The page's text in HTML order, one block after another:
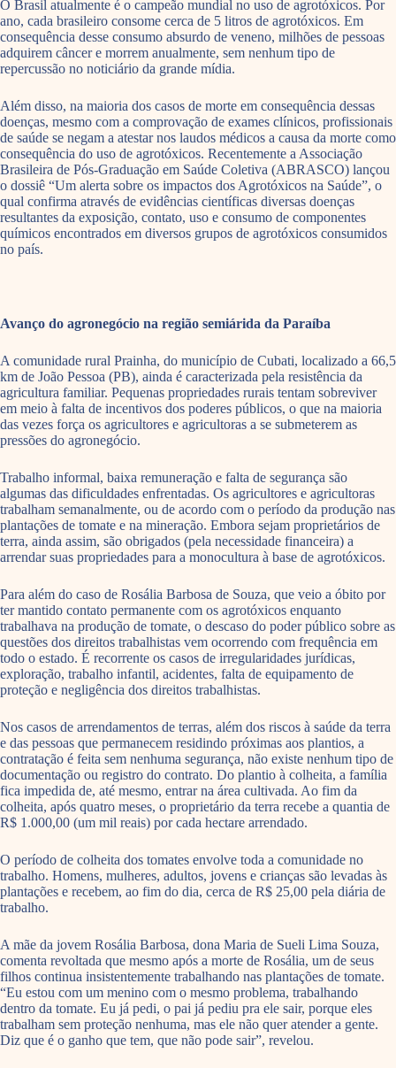
O Brasil atualmente é o campeão mundial no uso de agrotóxicos. Por
ano, cada brasileiro consome cerca de 5 litros de agrotóxicos. Em
consequência desse consumo absurdo de veneno, milhões de pessoas
adquirem câncer e morrem anualmente, sem nenhum tipo de
repercussão no noticiário da grande mídia.
Além disso, na maioria dos casos de morte em consequência dessas
doenças, mesmo com a comprovação de exames clínicos, profissionais
de saúde se negam a atestar nos laudos médicos a causa da morte como
consequência do uso de agrotóxicos. Recentemente a Associação
Brasileira de Pós-Graduação em Saúde Coletiva (ABRASCO) lançou
o dossiê “Um alerta sobre os impactos dos Agrotóxicos na Saúde”, o
qual confirma através de evidências científicas diversas doenças
resultantes da exposição, contato, uso e consumo de componentes
químicos encontrados em diversos grupos de agrotóxicos consumidos
no país.
Avanço do agronegócio na região semiárida da Paraíba
A comunidade rural Prainha, do município de Cubati, localizado a 66,5
km de João Pessoa (PB), ainda é caracterizada pela resistência da
agricultura familiar. Pequenas propriedades rurais tentam sobreviver
em meio à falta de incentivos dos poderes públicos, o que na maioria
das vezes força os agricultores e agricultoras a se submeterem as
pressões do agronegócio.
Trabalho informal, baixa remuneração e falta de segurança são
algumas das dificuldades enfrentadas. Os agricultores e agricultoras
trabalham semanalmente, ou de acordo com o período da produção nas
plantações de tomate e na mineração. Embora sejam proprietários de
terra, ainda assim, são obrigados (pela necessidade financeira) a
arrendar suas propriedades para a monocultura à base de agrotóxicos.
Para além do caso de Rosália Barbosa de Souza, que veio a óbito por
ter mantido contato permanente com os agrotóxicos enquanto
trabalhava na produção de tomate, o descaso do poder público sobre as
questões dos direitos trabalhistas vem ocorrendo com frequência em
todo o estado. É recorrente os casos de irregularidades jurídicas,
exploração, trabalho infantil, acidentes, falta de equipamento de
proteção e negligência dos direitos trabalhistas.
Nos casos de arrendamentos de terras, além dos riscos à saúde da terra
e das pessoas que permanecem residindo próximas aos plantios, a
contratação é feita sem nenhuma segurança, não existe nenhum tipo de
documentação ou registro do contrato. Do plantio à colheita, a família
fica impedida de, até mesmo, entrar na área cultivada. Ao fim da
colheita, após quatro meses, o proprietário da terra recebe a quantia de
R$ 1.000,00 (um mil reais) por cada hectare arrendado.
O período de colheita dos tomates envolve toda a comunidade no
trabalho. Homens, mulheres, adultos, jovens e crianças são levadas às
plantações e recebem, ao fim do dia, cerca de R$ 25,00 pela diária de
trabalho.
A mãe da jovem Rosália Barbosa, dona Maria de Sueli Lima Souza,
comenta revoltada que mesmo após a morte de Rosália, um de seus
filhos continua insistentemente trabalhando nas plantações de tomate.
“Eu estou com um menino com o mesmo problema, trabalhando
dentro da tomate. Eu já pedi, o pai já pediu pra ele sair, porque eles
trabalham sem proteção nenhuma, mas ele não quer atender a gente.
Diz que é o ganho que tem, que não pode sair”, revelou.